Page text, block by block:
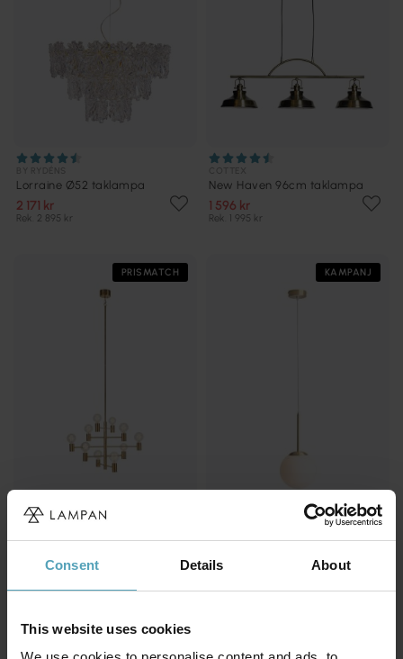
Consent Details About
This website uses cookies
Lorraine Ø52 taklampa
2 171 kr
Rek. 2 895 kr
New Haven 96cm taklampa
1 596 kr
Rek. 1 995 kr
PRISMATCH
MARKSLÖJD
Paris Ø73 taklampa
3 399 kr
Rek. 4 499 kr
KAMPANJ
Bosso Ø20 taklampa
1 512 kr
Rek. 1 779 kr
PRISMATCH